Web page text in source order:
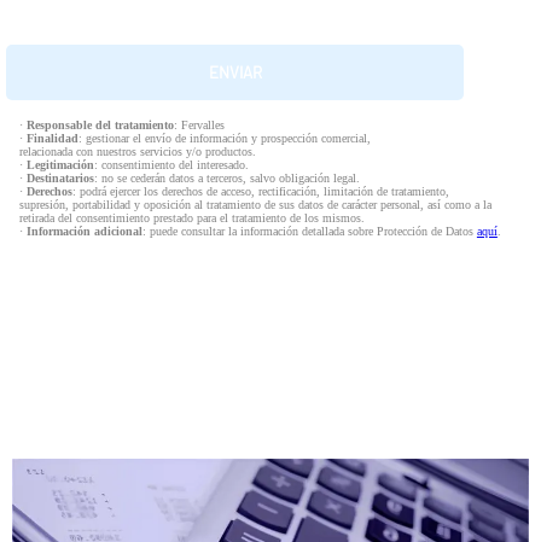
· Responsable del tratamiento: Fervalles
· Finalidad: gestionar el envío de información y prospección comercial,
relacionada con nuestros servicios y/o productos.
· Legitimación: consentimiento del interesado.
· Destinatarios: no se cederán datos a terceros, salvo obligación legal.
· Derechos: podrá ejercer los derechos de acceso, rectificación, limitación de tratamiento,
supresión, portabilidad y oposición al tratamiento de sus datos de carácter personal, así como a la
retirada del consentimiento prestado para el tratamiento de los mismos.
· Información adicional: puede consultar la información detallada sobre Protección de Datos aquí.